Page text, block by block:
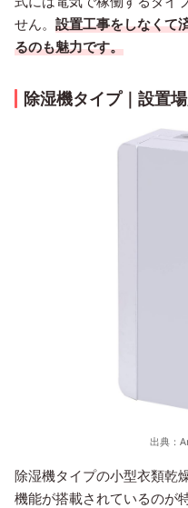
せん。 設置工事をしなくて
るのも魅力です。
除湿機タイプ｜設置
出典：
除湿機タイプの小型衣類乾
機能が搭載されているのが